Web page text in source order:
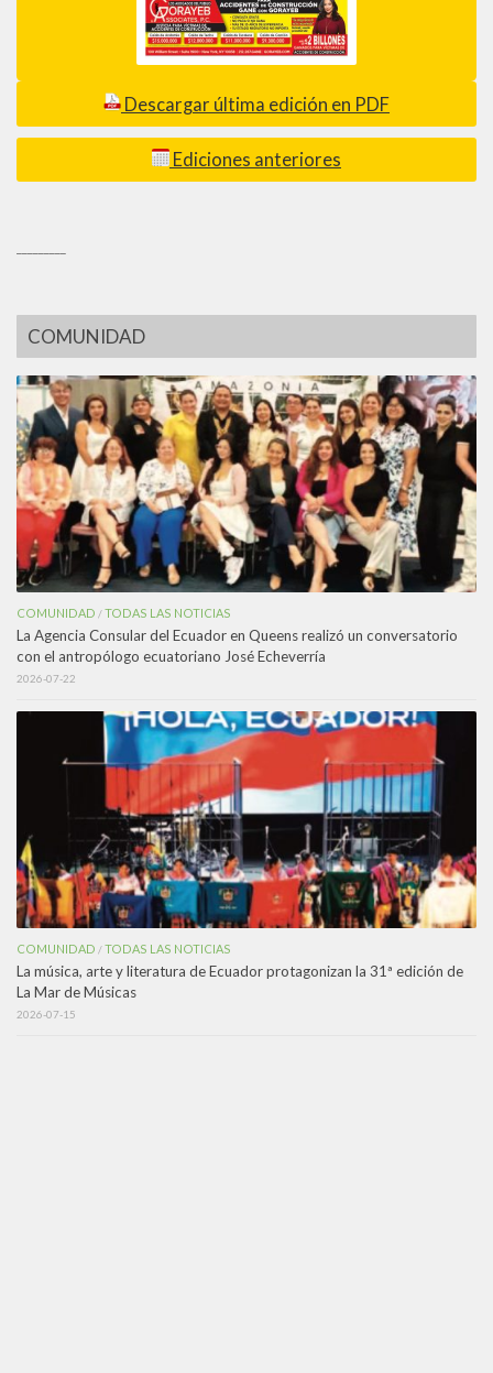
Descargar última edición en PDF
Ediciones anteriores
COMUNIDAD
COMUNIDAD /TODAS LAS NOTICIAS
La Agencia Consular del Ecuador en Queens realizó un conversatorio
con el antropólogo ecuatoriano José Echeverría
2026-07-22
COMUNIDAD /TODAS LAS NOTICIAS
La música, arte y literatura de Ecuador protagonizan la 31ª edición de
La Mar de Músicas
2026-07-15